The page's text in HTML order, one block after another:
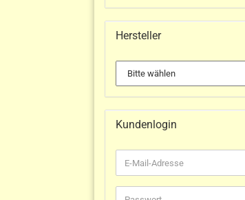
Hersteller
Kundenlogin